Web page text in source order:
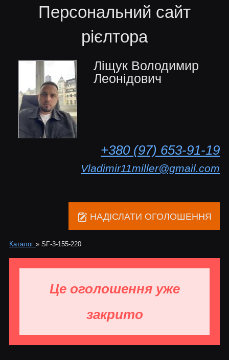
Персональний сайт
рієлтора
Ліщук Володимир
Леонідович
+380 (97) 653-91-19
Vladimir11miller@gmail.com
НАДІСЛАТИ ОГОЛОШЕННЯ
Каталог » SF-3-155-220
Це оголошення уже
закрито